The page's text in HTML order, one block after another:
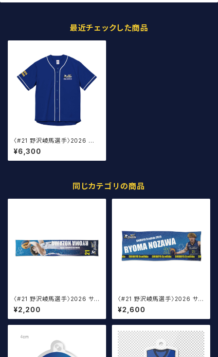
最近チェックした商品
〈#21 野沢崚馬選手〉2026 ベ
ースボールウェア
¥6,300
同じカテゴリの商品
〈#21 野沢崚馬選手〉2026 サイ
ン入りマフラータオル
¥2,200
〈#21 野沢崚馬選手〉2026 サイ
ン入りスポーツタオル
¥2,600